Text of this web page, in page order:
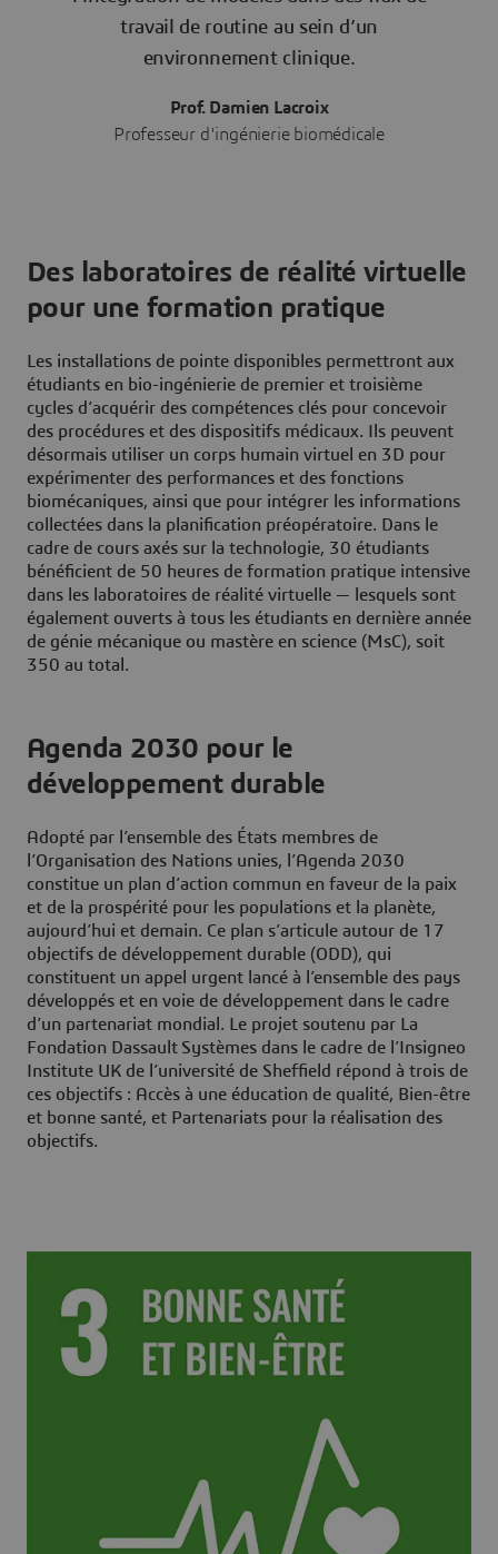
travail de routine au sein d’un
environnement clinique.
Prof. Damien Lacroix
Professeur d'ingénierie biomédicale
Des laboratoires de réalité virtuelle
pour une formation pratique
Les installations de pointe disponibles permettront aux
étudiants en bio-ingénierie de premier et troisième
cycles d’acquérir des compétences clés pour concevoir
des procédures et des dispositifs médicaux. Ils peuvent
désormais utiliser un corps humain virtuel en 3D pour
expérimenter des performances et des fonctions
biomécaniques, ainsi que pour intégrer les informations
collectées dans la planification préopératoire. Dans le
cadre de cours axés sur la technologie, 30 étudiants
bénéficient de 50 heures de formation pratique intensive
dans les laboratoires de réalité virtuelle — lesquels sont
également ouverts à tous les étudiants en dernière année
de génie mécanique ou mastère en science (MsC), soit
350 au total.
Agenda 2030 pour le
développement durable
Adopté par l’ensemble des États membres de
l’Organisation des Nations unies, l’Agenda 2030
constitue un plan d’action commun en faveur de la paix
et de la prospérité pour les populations et la planète,
aujourd’hui et demain. Ce plan s’articule autour de 17
objectifs de développement durable (ODD), qui
constituent un appel urgent lancé à l’ensemble des pays
développés et en voie de développement dans le cadre
d’un partenariat mondial. Le projet soutenu par La
Fondation Dassault Systèmes dans le cadre de l’Insigneo
Institute UK de l’université de Sheffield répond à trois de
ces objectifs : Accès à une éducation de qualité, Bien-être
et bonne santé, et Partenariats pour la réalisation des
objectifs.